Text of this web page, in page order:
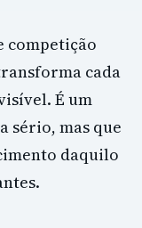
competição
cada
É um
sério, mas que
daquilo